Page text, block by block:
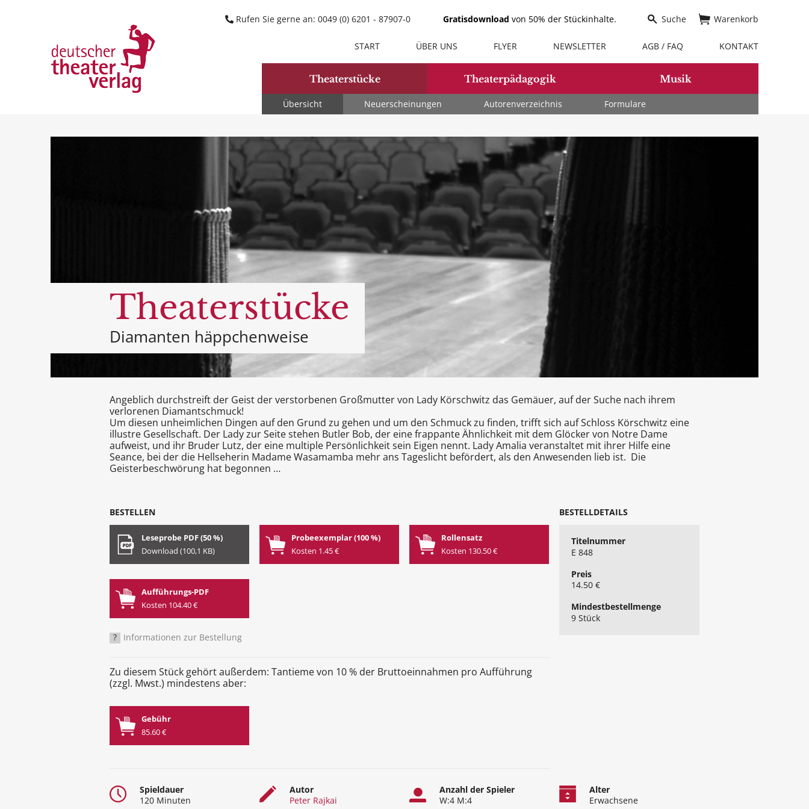
Theaterstücke
Übersicht Neuerscheinungen Autorenverzeichnis Formulare
Theaterpädagogik Musik
START ÜBER UNS FLYER NEWSLETTER AGB / FAQ KONTAKT
Warenkorb
Suche
Rufen Sie gerne an: 0049 (0) 6201 - 87907-0 Gratisdownload von 50% der Stückinhalte.
Theaterstücke
Diamanten häppchenweise
Angeblich durchstreift der Geist der verstorbenen Großmutter von Lady Körschwitz das Gemäuer, auf der Suche nach ihrem
verlorenen Diamantschmuck!
Um diesen unheimlichen Dingen auf den Grund zu gehen und um den Schmuck zu finden, trifft sich auf Schloss Körschwitz eine
illustre Gesellschaft. Der Lady zur Seite stehen Butler Bob, der eine frappante Ähnlichkeit mit dem Glöcker von Notre Dame
aufweist, und ihr Bruder Lutz, der eine multiple Persönlichkeit sein Eigen nennt. Lady Amalia veranstaltet mit ihrer Hilfe eine
Seance, bei der die Hellseherin Madame Wasamamba mehr ans Tageslicht befördert, als den Anwesenden lieb ist. Die
Geisterbeschwörung hat begonnen …
BESTELLEN
Leseprobe PDF (50 %)
Download (100,1 KB)
Probeexemplar (100 %)
Kosten 1.45 €
Rollensatz
Kosten 130.50 €
Aufführungs-PDF
Kosten 104.40 €
? Informationen zur Bestellung
Zu diesem Stück gehört außerdem: Tantieme von 10 % der Bruttoeinnahmen pro Aufführung
(zzgl. Mwst.) mindestens aber:
Gebühr
85.60 €
BESTELLDETAILS
Titelnummer
E 848
Preis
14.50 €
Mindest​bestellmenge
9 Stück
Spieldauer
120 Minuten
Autor
Peter Rajkai
Anzahl der Spieler
W:4 M:4
Alter
Erwachsene